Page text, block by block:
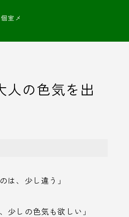
室メ
人の色気を出
は、少し違う」
少しの色気も欲しい」